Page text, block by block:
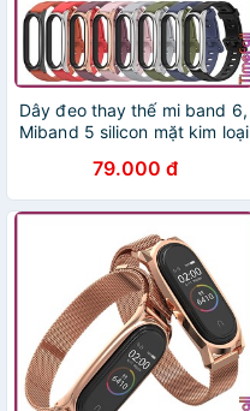
Dây đeo thay thế mi band 6,
Miband 5 silicon mặt kim loại
mi band 5, miband 6 chính
hãng MIJOBS
79.000 đ